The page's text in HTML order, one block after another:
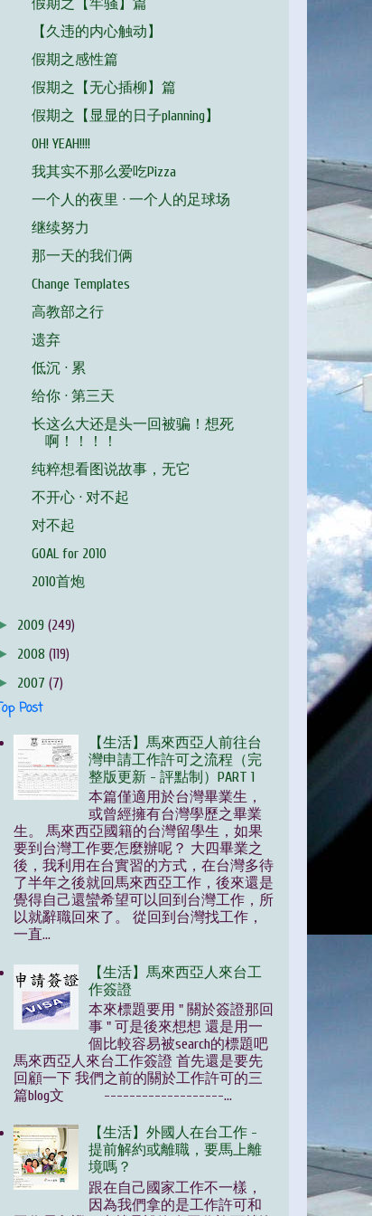
假期之【牢骚】篇
【久违的内心触动】
假期之感性篇
假期之【无心插柳】篇
假期之【显显的日子planning】
OH! YEAH!!!!
我其实不那么爱吃Pizza
一个人的夜里 · 一个人的足球场
继续努力
那一天的我们俩
Change Templates
高教部之行
遗弃
低沉 · 累
给你 · 第三天
长这么大还是头一回被骗！想死
啊！！！！
纯粹想看图说故事，无它
不开心 · 对不起
对不起
GOAL for 2010
2010首炮
2009 (249)
2008 (119)
2007 (7)
Post
【生活】馬來西亞人前往台
灣申請工作許可之流程（完
整版更新 - 評點制）PART 1
本篇僅適用於台灣畢業生，
或曾經擁有台灣學歷之畢業
生。 馬來西亞國籍的台灣留學生，如果
要到台灣工作要怎麼辦呢？ 大四畢業之
後，我利用在台實習的方式，在台灣多待
了半年之後就回馬來西亞工作，後來還是
覺得自己還蠻希望可以回到台灣工作，所
以就辭職回來了。 從回到台灣找工作，
一直...
【生活】馬來西亞人來台工
作簽證
本來標題要用 " 關於簽證那回
事 " 可是後來想想 還是用一
個比較容易被search的標題吧
馬來西亞人來台工作簽證 首先還是要先
回顧一下 我們之前的關於工作許可的三
篇blog文 -------------------...
【生活】外國人在台工作 -
提前解約或離職，要馬上離
境嗎？
跟在自己國家工作不一樣，
因為我們拿的是工作許可和